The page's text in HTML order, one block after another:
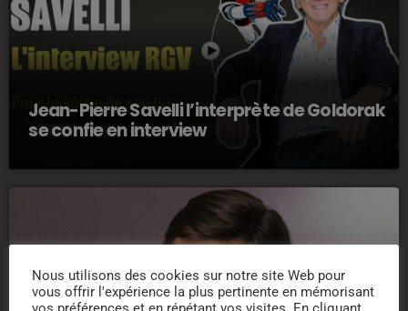
Jean-Pierre Savelli l’interprète de Goldorak
se confie en interview
Nous utilisons des cookies sur notre site Web pour
vous offrir l'expérience la plus pertinente en mémorisant